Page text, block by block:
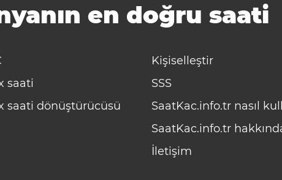
en doğru saati
saati
saati dönüştürücüsü
Kişiselleştir
SSS
SaatKac.info.tr nasıl
SaatKac.info.tr
İletişim